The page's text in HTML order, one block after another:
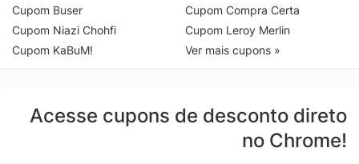
Cupom Buser
Cupom Niazi Chohfi
Cupom KaBuM!
Cupom Compra Certa
Cupom Leroy Merlin
Ver mais cupons »
Acesse cupons de desconto direto
no Chrome!